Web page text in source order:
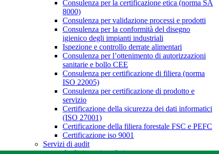
Consulenza per la certificazione etica (norma SA
8000)
Consulenza per validazione processi e prodotti
Consulenza per la conformità del disegno
igienico degli impianti industriali
Ispezione e controllo derrate alimentari
Consulenza per l’ottenimento di autorizzazioni
sanitarie e bollo CEE
Consulenza per certificazione di filiera (norma
ISO 22005)
Consulenza per certificazione di prodotto e
servizio
Certificazione della sicurezza dei dati informatici
(ISO 27001)
Certificazione della filiera forestale FSC e PEFC
Certificazione iso 9001
Servizi di audit